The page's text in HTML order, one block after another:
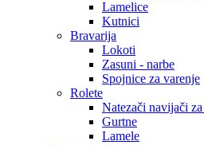
Lamelice
Kutnici
Bravarija
Lokoti
Zasuni - narbe
Spojnice za varenje
Rolete
Natezači navijači
Gurtne
Lamele